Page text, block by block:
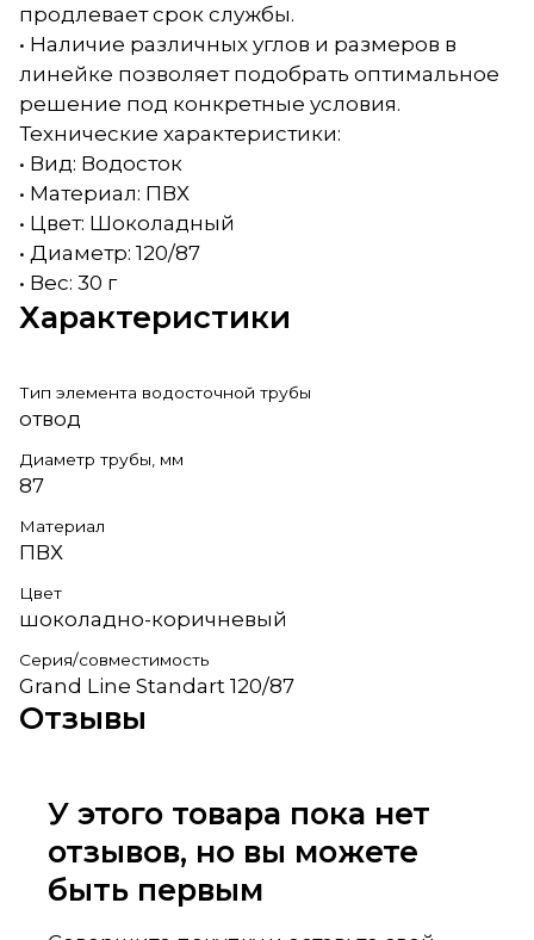
продлевает срок службы.
• Наличие различных углов и размеров в
линейке позволяет подобрать оптимальное
решение под конкретные условия.
Технические характеристики:
• Вид: Водосток
• Материал: ПВХ
• Цвет: Шоколадный
• Диаметр: 120/87
• Вес: 30 г
Характеристики
Тип элемента водосточной трубы
отвод
Диаметр трубы, мм
87
Материал
ПВХ
Цвет
шоколадно-коричневый
Серия/совместимость
Grand Line Standart 120/87
Отзывы
У этого товара пока нет
отзывов, но вы можете
быть первым